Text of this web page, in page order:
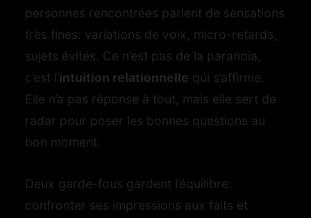
personnes rencontrées parlent de sensations
très fines: variations de voix, micro-retards,
sujets évités. Ce n’est pas de la paranoïa,
c’est l’intuition relationnelle qui s’affirme.
Elle n’a pas réponse à tout, mais elle sert de
radar pour poser les bonnes questions au
bon moment.
Deux garde-fous gardent l’équilibre:
confronter ses impressions aux faits et